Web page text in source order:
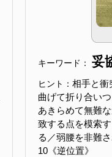
キーワード： 妥
ヒント： 相手と衝
曲げて折り合い
あきらめて無難
致する点を模索
る／弱腰を非難
10《逆位置》